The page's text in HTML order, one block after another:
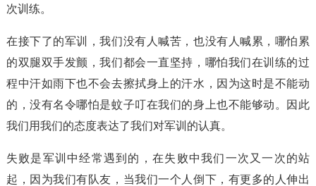
次训练。
在接下了的军训，我们没有人喊苦，也没有人喊累，哪怕累
的双腿双手发颤，我们都会一直坚持，哪怕我们在训练的过
程中汗如雨下也不会去擦拭身上的汗水，因为这时是不能动
的，没有名令哪怕是蚊子叮在我们的身上也不能够动。因此
我们用我们的态度表达了我们对军训的认真。
失败是军训中经常遇到的，在失败中我们一次又一次的站
起，因为我们有队友，当我们一个人倒下，有更多的人伸出